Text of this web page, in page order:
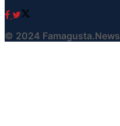
© 2024 Famagusta.News